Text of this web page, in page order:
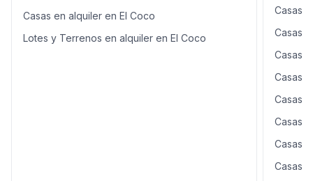
Casas en alquiler en El Coco
Lotes y Terrenos en alquiler en El Coco
Casas
Casas
Casas
Casas
Casas
Casas
Casas
Casas